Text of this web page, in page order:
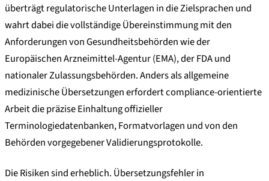
überträgt regulatorische Unterlagen in die Zielsprachen und
wahrt dabei die vollständige Übereinstimmung mit den
Anforderungen von Gesundheitsbehörden wie der
Europäischen Arzneimittel-Agentur (EMA), der FDA und
nationaler Zulassungsbehörden. Anders als allgemeine
medizinische Übersetzungen erfordert compliance-orientierte
Arbeit die präzise Einhaltung offizieller
Terminologiedatenbanken, Formatvorlagen und von den
Behörden vorgegebener Validierungsprotokolle.
Die Risiken sind erheblich. Übersetzungsfehler in